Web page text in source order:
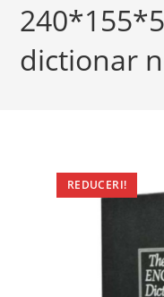
dictionar
REDUCERI!